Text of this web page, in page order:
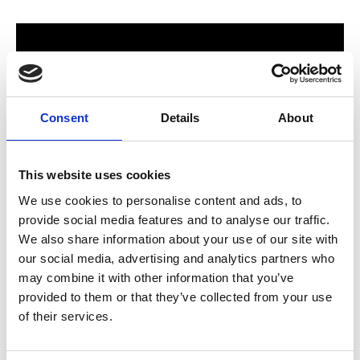
Consent Details About
This website uses cookies
We use cookies to personalise content and ads, to
provide social media features and to analyse our traffic.
We also share information about your use of our site with
our social media, advertising and analytics partners who
may combine it with other information that you’ve
provided to them or that they’ve collected from your use
of their services.
För hela familjen
2024 stod Varbergs nya butik och bygglagar klart. Förmodligen
ett av Sveriges mest välsorterade byggvaruhus som välkomnar
både dig som konsument och proffskund. Varbergs Trä har allt